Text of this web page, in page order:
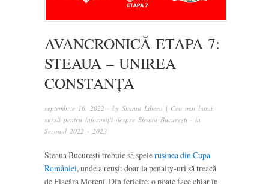
AVANCRONICĂ ETAPA 7:
STEAUA – UNIREA
CONSTANȚA
septembrie 16, 2022 · by Steaua Libera | Cea mai bună
sursă pentru informații despre Steaua București · in
Sezonul 2022 - 2023
Steaua București trebuie să spelerușinea din Cupa
României, unde a reușit doar la penalty-uri să treacă
de Flacăra Moreni. Din fericire, o poate face chiar în